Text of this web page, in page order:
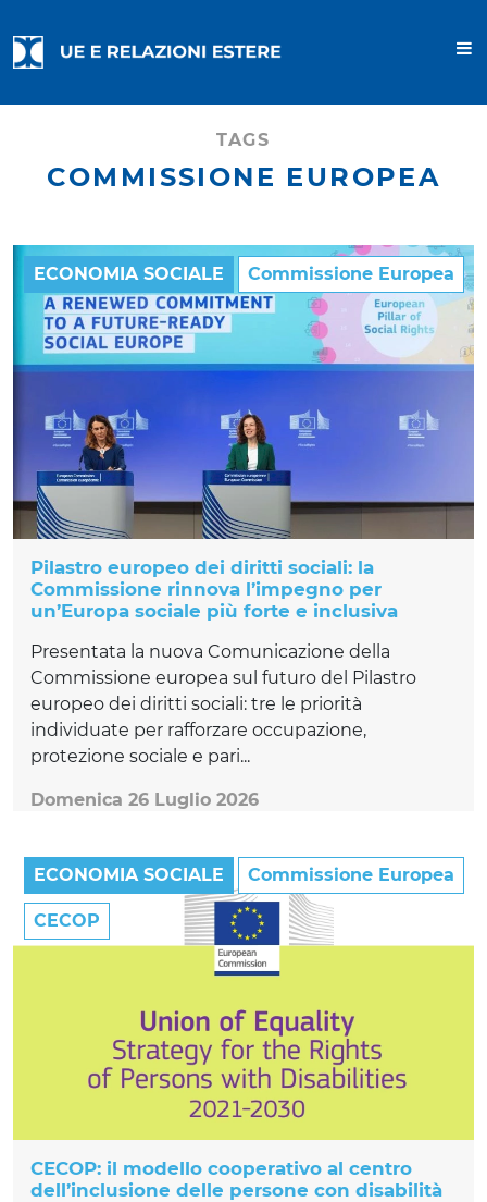
TAGS
COMMISSIONE EUROPEA
ECONOMIA SOCIALE Commissione Europea
Pilastro europeo dei diritti sociali: la
Commissione rinnova l’impegno per
un’Europa sociale più forte e inclusiva
Presentata la nuova Comunicazione della
Commissione europea sul futuro del Pilastro
europeo dei diritti sociali: tre le priorità
individuate per rafforzare occupazione,
protezione sociale e pari...
Domenica 26 Luglio 2026
ECONOMIA SOCIALE Commissione Europea
CECOP
CECOP: il modello cooperativo al centro
dell’inclusione delle persone con disabilità